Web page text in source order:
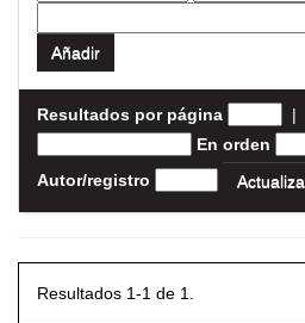
Resultados por página |
En orden
Autor/registro
Resultados 1-1 de 1.